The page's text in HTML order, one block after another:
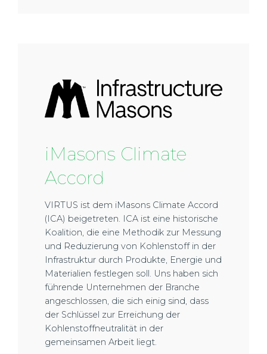
iMasons Climate
Accord
VIRTUS ist dem iMasons Climate Accord
(ICA) beigetreten. ICA ist eine historische
Koalition, die eine Methodik zur Messung
und Reduzierung von Kohlenstoff in der
Infrastruktur durch Produkte, Energie und
Materialien festlegen soll. Uns haben sich
führende Unternehmen der Branche
angeschlossen, die sich einig sind, dass
der Schlüssel zur Erreichung der
Kohlenstoffneutralität in der
gemeinsamen Arbeit liegt.